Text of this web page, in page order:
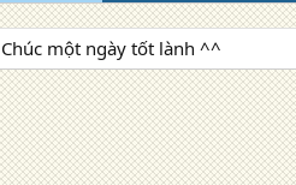
Chúc một ngày tốt lành ^^